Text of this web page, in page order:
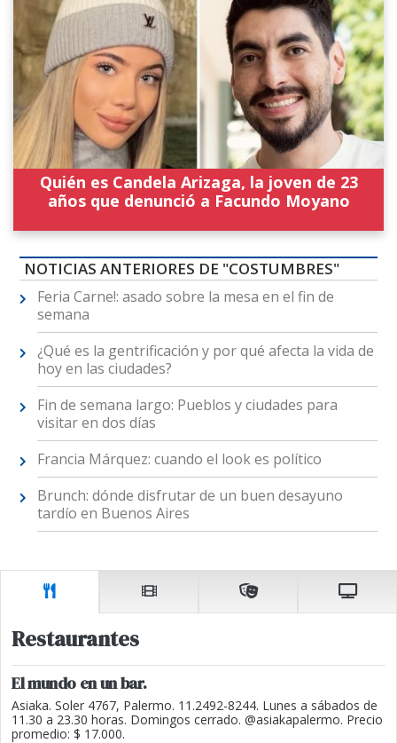
Quién es Candela Arizaga, la joven de 23
años que denunció a Facundo Moyano
NOTICIAS ANTERIORES DE "COSTUMBRES"
Feria Carne!: asado sobre la mesa en el fin de
semana
¿Qué es la gentrificación y por qué afecta la vida de
hoy en las ciudades?
Fin de semana largo: Pueblos y ciudades para
visitar en dos días
Francia Márquez: cuando el look es político
Brunch: dónde disfrutar de un buen desayuno
tardío en Buenos Aires
Restaurantes
El mundo en un bar.
Asiaka. Soler 4767, Palermo. 11.2492-8244. Lunes a sábados de
11.30 a 23.30 horas. Domingos cerrado. @asiakapalermo. Precio
promedio: $ 17.000.